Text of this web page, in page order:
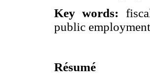
Key words:
public
Résumé